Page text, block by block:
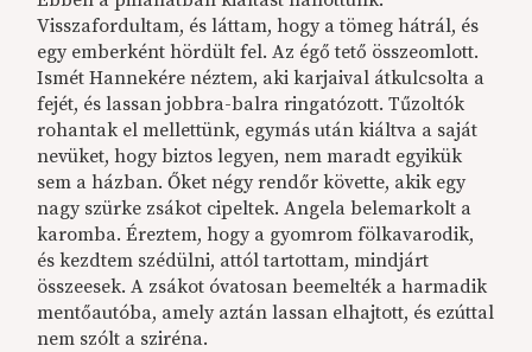
Visszafordultam, és láttam, hogy a tömeg hátrál, és
egy emberként hördült fel. Az égő tető összeomlott.
Ismét Hannekére néztem, aki karjaival átkulcsolta a
fejét, és lassan jobbra-balra ringatózott. Tűzoltók
rohantak el mellettünk, egymás után kiáltva a saját
nevüket, hogy biztos legyen, nem maradt egyikük
sem a házban. Őket négy rendőr követte, akik egy
nagy szürke zsákot cipeltek. Angela belemarkolt a
karomba. Éreztem, hogy a gyomrom fölkavarodik,
és kezdtem szédülni, attól tartottam, mindjárt
összeesek. A zsákot óvatosan beemelték a harmadik
mentőautóba, amely aztán lassan elhajtott, és ezúttal
nem szólt a sziréna.